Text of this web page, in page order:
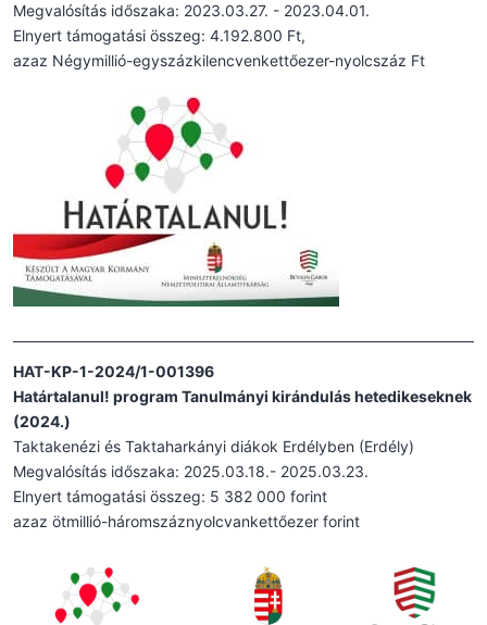
Megvalósítás időszaka: 2023.03.27. - 2023.04.01.
Elnyert támogatási összeg: 4.192.800 Ft,
azaz Négymillió-egyszázkilencvenkettőezer-nyolcszáz Ft
HAT-KP-1-2024/1-001396
Határtalanul! program Tanulmányi kirándulás hetedikeseknek
(2024.)
Taktakenézi és Taktaharkányi diákok Erdélyben (Erdély)
Megvalósítás időszaka: 2025.03.18.- 2025.03.23.
Elnyert támogatási összeg: 5 382 000 forint
azaz ötmillió-háromszáznyolcvankettőezer forint